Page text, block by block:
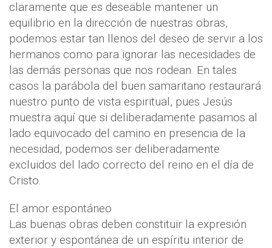
claramente que es deseable mantener un
equilibrio en la dirección de nuestras obras,
podemos estar tan llenos del deseo de servir a los
hermanos como para ignorar las necesidades de
las demás personas que nos rodean. En tales
casos la parábola del buen samaritano restaurará
nuestro punto de vista espiritual, pues Jesús
muestra aquí que si deliberadamente pasamos al
lado equivocado del camino en presencia de la
necesidad, podemos ser deliberadamente
excluidos del lado correcto del reino en el día de
Cristo.
El amor espontáneo
Las buenas obras deben constituir la expresión
exterior y espontánea de un espíritu interior de